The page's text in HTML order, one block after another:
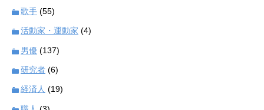
歌手 (55)
活動家・運動家 (4)
男優 (137)
研究者 (6)
経済人 (19)